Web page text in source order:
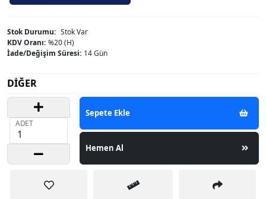
Stok Durumu: Stok Var
KDV Oranı: %20 (H)
İade/Değişim Süresi: 14 Gün
DİĞER
ADET
Sepete Ekle
Hemen Al